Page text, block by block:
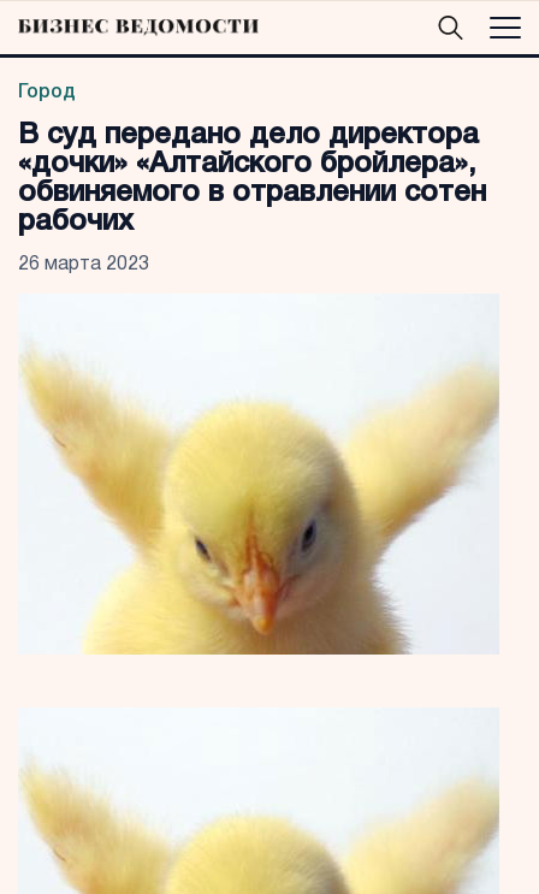
Город
В суд передано дело директора
«дочки» «Алтайского бройлера»,
обвиняемого в отравлении сотен
рабочих
26 марта 2023